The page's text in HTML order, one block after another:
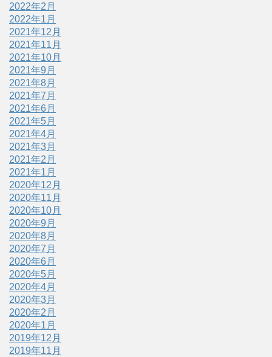
2022年2月
2022年1月
2021年12月
2021年11月
2021年10月
2021年9月
2021年8月
2021年7月
2021年6月
2021年5月
2021年4月
2021年3月
2021年2月
2021年1月
2020年12月
2020年11月
2020年10月
2020年9月
2020年8月
2020年7月
2020年6月
2020年5月
2020年4月
2020年3月
2020年2月
2020年1月
2019年12月
2019年11月